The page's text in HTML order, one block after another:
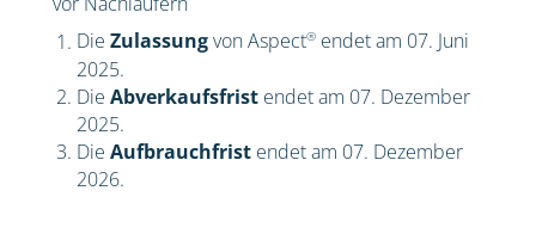
Die Zulassungvon Aspect®endet am 07. Juni
2025.
Die Abverkaufsfrist endet am 07. Dezember
2025.
Die Aufbrauchfrist endet am 07. Dezember
2026.